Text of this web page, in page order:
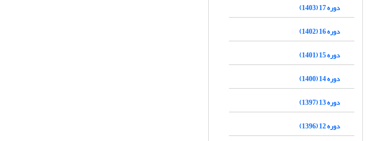
دوره 17 (1403)
دوره 16 (1402)
دوره 15 (1401)
دوره 14 (1400)
دوره 13 (1397)
دوره 12 (1396)